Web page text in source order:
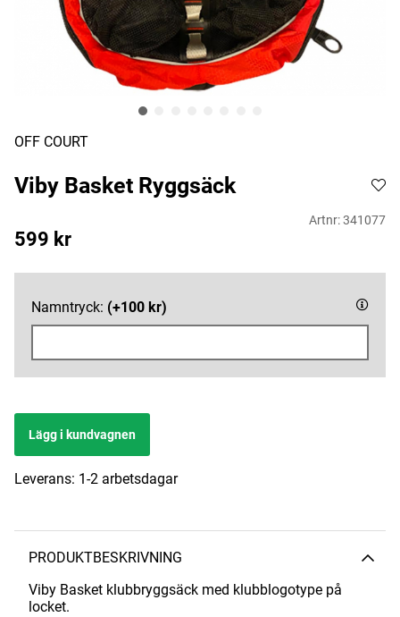
OFF COURT
Viby Basket Ryggsäck
Artnr:341077
599 kr
Namntryck: (+100 kr)
Lägg i kundvagnen
Leverans: 1-2 arbetsdagar
PRODUKTBESKRIVNING
Viby Basket klubbryggsäck med klubblogotype på
locket.